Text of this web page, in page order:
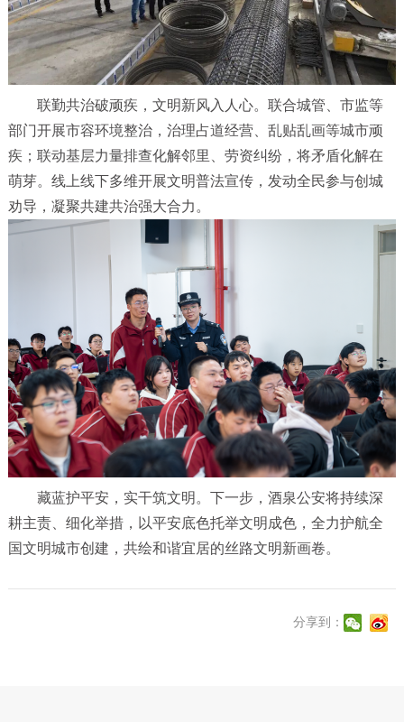
联勤共治破顽疾，文明新风入人心。联合城管、市监等
部门开展市容环境整治，治理占道经营、乱贴乱画等城市顽
疾；联动基层力量排查化解邻里、劳资纠纷，将矛盾化解在
萌芽。线上线下多维开展文明普法宣传，发动全民参与创城
劝导，凝聚共建共治强大合力。
藏蓝护平安，实干筑文明。下一步，酒泉公安将持续深
耕主责、细化举措，以平安底色托举文明成色，全力护航全
国文明城市创建，共绘和谐宜居的丝路文明新画卷。
分享到：